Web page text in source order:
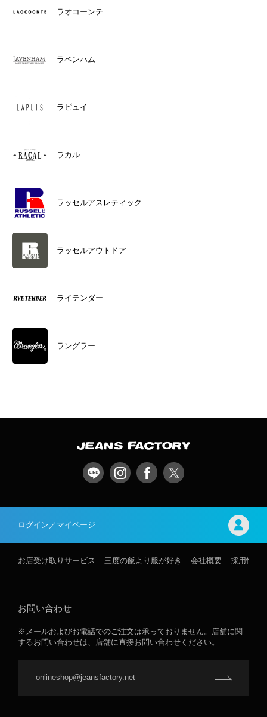
ラオコーンテ
ラベンハム
ラピュイ
ラカル
ラッセルアスレティック
ラッセルアウトドア
ライテンダー
ラングラー
ログイン／マイページ
お店受け取りサービス 三度の飯より服が好き 会社概要 採用情報
お問い合わせ
※メールおよびお電話でのご注文は承っておりません。店舗に関
するお問い合わせは、店舗に直接お問い合わせください。
onlineshop@jeansfactory.net